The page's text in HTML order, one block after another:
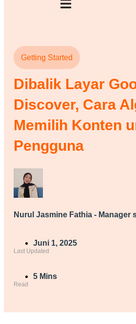
Getting Started
Dibalik Layar
Discover, Cara
Memilih Konten
Pengguna
Nurul Jasmine Fathia - Manager
Juni 1, 2025
Last Updated
5 Mins
Read